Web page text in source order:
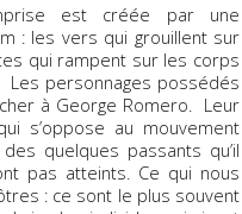
est créée par une
: les vers qui grouillent sur
qui rampent sur les corps
personnages possédés
à George Romero. Leur
s’oppose au mouvement
quelques passants qu’il
pas atteints. Ce qui nous
: ce sont le plus souvent